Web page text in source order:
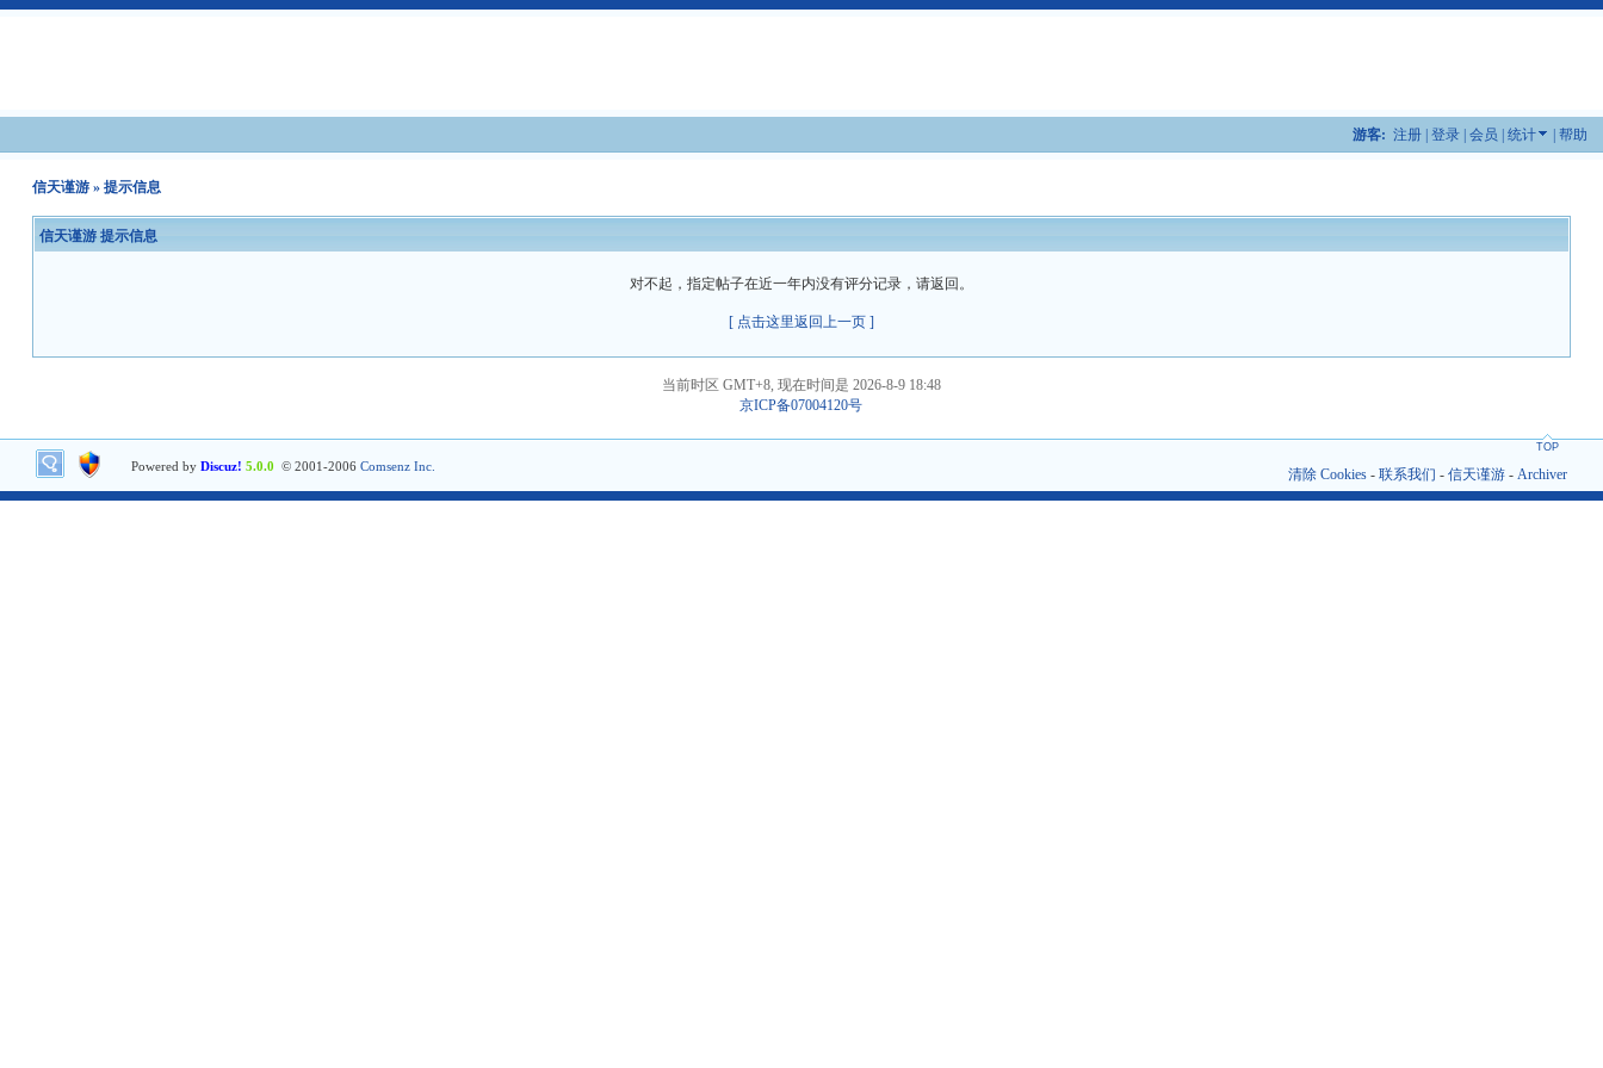
游客: 注册| 登录| 会员 统计 帮助
信天谨游» 提示信息
信天谨游 提示信息
对不起，指定帖子在近一年内没有评分记录，请返回。
[ 点击这里返回上一页 ]
当前时区 GMT+8, 现在时间是 2026-8-9 18:48
京ICP备07004120号
Powered by Discuz! 5.0.0 © 2001-2006 Comsenz Inc.
TOP
清除 Cookies - 联系我们 - 信天谨游 - Archiver